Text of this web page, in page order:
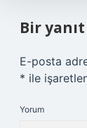
Bir yanıt
E-posta
* ile
Yorum